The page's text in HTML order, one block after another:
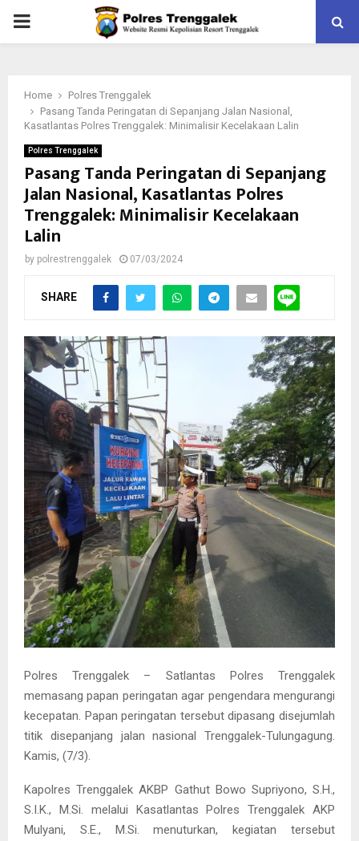
PRIMARY
Home
Polres Trenggalek
Pasang Tanda Peringatan di Sepanjang Jalan Nasional,
Kasatlantas Polres Trenggalek: Minimalisir Kecelakaan Lalin
Polres Trenggalek
Pasang Tanda Peringatan di Sepanjang
Jalan Nasional, Kasatlantas Polres
Trenggalek: Minimalisir Kecelakaan
Lalin
by polrestrenggalek 07/03/2024
SHARE
Polres Trenggalek – Satlantas Polres Trenggalek
memasang papan peringatan agar pengendara mengurangi
kecepatan. Papan peringatan tersebut dipasang disejumlah
titik disepanjang jalan nasional Trenggalek-Tulungagung.
Kamis, (7/3).
Kapolres Trenggalek AKBP Gathut Bowo Supriyono, S.H.,
S.I.K., M.Si. melalui Kasatlantas Polres Trenggalek AKP
Mulyani, S.E., M.Si. menuturkan, kegiatan tersebut